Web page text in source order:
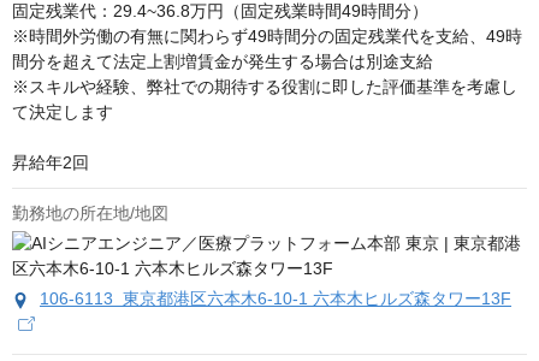
固定残業代：29.4~36.8万円（固定残業時間49時間分）
※時間外労働の有無に関わらず49時間分の固定残業代を支給、49時
間分を超えて法定上割増賃金が発生する場合は別途支給
※スキルや経験、弊社での期待する役割に即した評価基準を考慮し
て決定します
昇給年2回
勤務地の所在地/地図
106-6113 東京都港区六本木6-10-1 六本木ヒルズ森タワー13F